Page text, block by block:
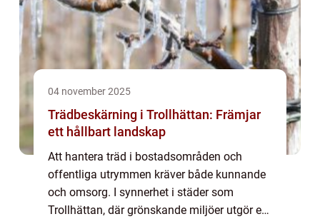
04 november 2025
Trädbeskärning i Trollhättan: Främjar
ett hållbart landskap
Att hantera träd i bostadsområden och
offentliga utrymmen kräver både kunnande
och omsorg. I synnerhet i städer som
Trollhättan, där grönskande miljöer utgör en